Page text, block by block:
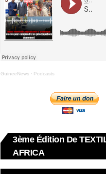
GuineeNews · Podcasts
3ème Édition De
AFRICA